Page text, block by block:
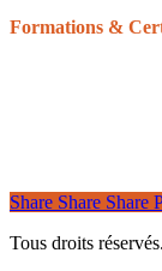
Formations &
Share Share Share
Tous droits réservés.